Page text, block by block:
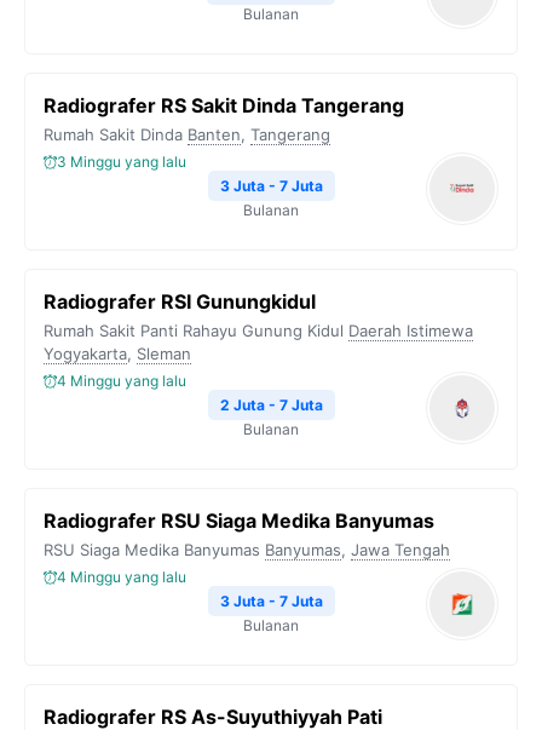
Bulanan
Radiografer RS Sakit Dinda Tangerang
Rumah Sakit Dinda Banten, Tangerang
3 Minggu yang lalu
3 Juta - 7 Juta
Bulanan
Radiografer RSI Gunungkidul
Rumah Sakit Panti Rahayu Gunung Kidul Daerah Istimewa
Yogyakarta, Sleman
4 Minggu yang lalu
2 Juta - 7 Juta
Bulanan
Radiografer RSU Siaga Medika Banyumas
RSU Siaga Medika Banyumas Banyumas, Jawa Tengah
4 Minggu yang lalu
3 Juta - 7 Juta
Bulanan
Radiografer RS As-Suyuthiyyah Pati